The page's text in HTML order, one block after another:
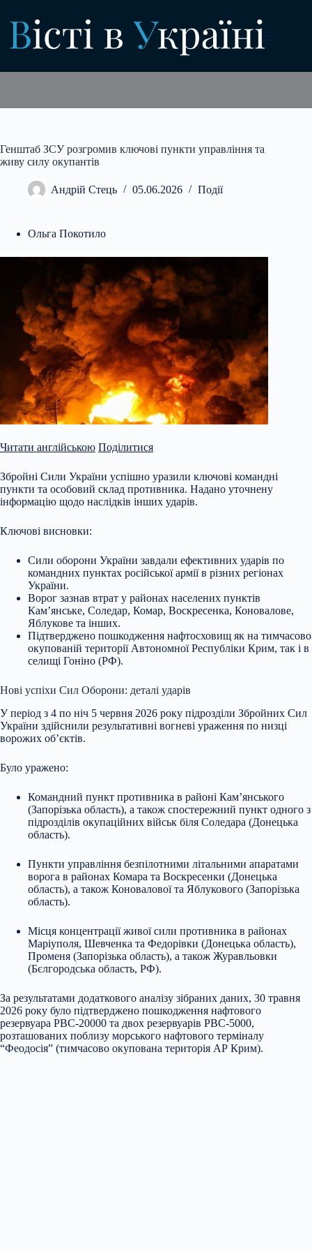
вмісту
Генштаб ЗСУ розгромив ключові пункти управління та
живу силу окупантів
Андрій Стець 05.06.2026 Події
Ольга Покотило
Читати англійською Поділитися
Збройні Сили України успішно уразили ключові командні
пункти та особовий склад противника. Надано уточнену
інформацію щодо наслідків інших ударів.
Ключові висновки:
Сили оборони України завдали ефективних ударів по
командних пунктах російської армії в різних регіонах
України.
Ворог зазнав втрат у районах населених пунктів
Кам’янське, Соледар, Комар, Воскресенка, Коновалове,
Яблукове та інших.
Підтверджено пошкодження нафтосховищ як на тимчасово
окупованій території Автономної Республіки Крим, так і в
селищі Гоніно (РФ).
Нові успіхи Сил Оборони: деталі ударів
У період з 4 по ніч 5 червня 2026 року підрозділи Збройних Сил
України здійснили результативні вогневі ураження по низці
ворожих об’єктів.
Було уражено:
Командний пункт противника в районі Кам’янського
(Запорізька область), а також спостережний пункт одного з
підрозділів окупаційних військ біля Соледара (Донецька
область).
Пункти управління безпілотними літальними апаратами
ворога в районах Комара та Воскресенки (Донецька
область), а також Коновалової та Яблукового (Запорізька
область).
Місця концентрації живої сили противника в районах
Маріуполя, Шевченка та Федорівки (Донецька область),
Променя (Запорізька область), а також Журавльовки
(Бєлгородська область, РФ).
За результатами додаткового аналізу зібраних даних, 30 травня
2026 року було підтверджено пошкодження нафтового
резервуара РВС-20000 та двох резервуарів РВС-5000,
розташованих поблизу морського нафтового терміналу
“Феодосія” (тимчасово окупована територія АР Крим).